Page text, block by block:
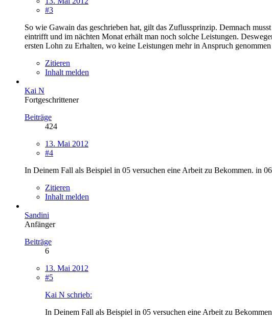
#3
So wie Gawain das geschrieben hat, gilt das Zuflussprinzip. Demnach
eintrifft und im nächten Monat erhält man noch solche Leistungen.
ersten Lohn zu Erhalten, wo keine Leistungen mehr in Anspruch
Zitieren
Inhalt melden
Kai N
Fortgeschrittener
Beiträge
424
13. Mai 2012
#4
In Deinem Fall als Beispiel in 05 versuchen eine Arbeit zu Bekommen. in
Zitieren
Inhalt melden
Sandini
Anfänger
Beiträge
6
13. Mai 2012
#5
Kai N schrieb:
In Deinem Fall als Beispiel in 05 versuchen eine Arbeit zu